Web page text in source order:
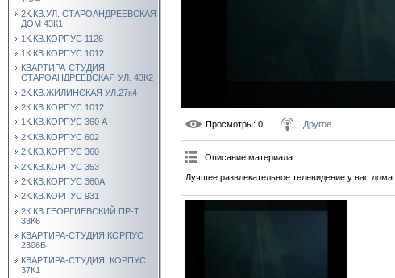
2К.КВ.УЛ. СТАРОАНДРЕЕВСКАЯ
ДОМ 43К1
1К.КВ.КОРПУС 1126
1К.КВ.КОРПУС 1012
КВАРТИРА-СТУДИЯ,
СТАРОАНДРЕЕВСКАЯ УЛ. 43К2
2К.КВ.ЖИЛИНСКАЯ УЛ.27к4
2К.КВ.КОРПУС 1012
1К.КВ.КОРПУС 360 А
2К.КВ.КОРПУС 602
2К.КВ.КОРПУС 360
2К.КВ.КОРПУС 353
2К.КВ.КОРПУС 360А
2К.КВ.КОРПУС 931
2К.КВ.ГЕОРГИЕВСКИЙ ПР-Т
33К6
КВАРТИРА-СТУДИЯ,КОРПУС
2306Б
КВАРТИРА-СТУДИЯ, КОРПУС
37К1
Просмотры: 0 Другое
Описание материала:
Лучшее развлекательное телевидение у вас дома.